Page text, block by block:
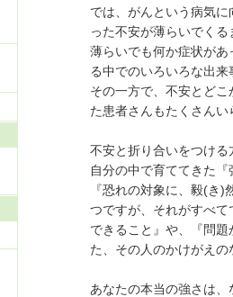
では、がんという病気
った不安が薄らいでく
薄らいでも何か症状が
る中でのいろいろな出来
その一方で、不安とど
た患者さんもたくさんい
不安と折り合いをつける
自分の中で育ててきた『
『恐れの対象に、毅(き
つですが、それがすべ
できること』や、『問
た、その人のかけがえの
あなたの本当の強さは